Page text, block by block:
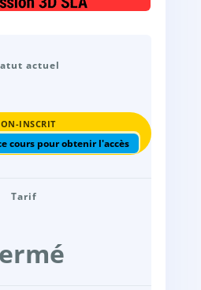
actuel
INSCRIT
cours pour obtenir l'accès
Tarif